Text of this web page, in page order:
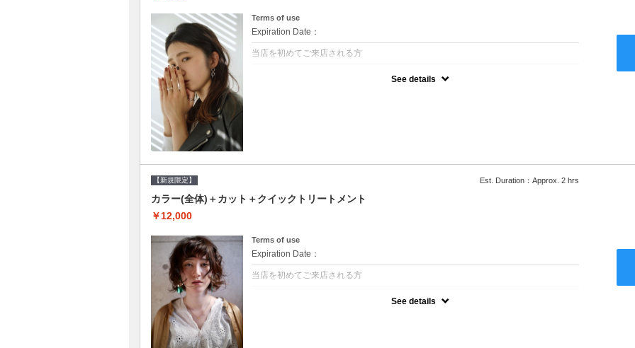
Terms of use
Expiration Date：
当店を初めてご来店される方
See details
【新規限定】 Est. Duration：Approx. 2 hrs
カラー(全体)＋カット＋クイックトリートメント
￥12,000
Terms of use
Expiration Date：
当店を初めてご来店される方
See details